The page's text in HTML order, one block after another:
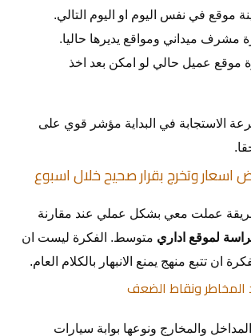
موقع في نفس اليوم او اليوم التالي.
مشرف ميداني ومواقع يديرها حاليا.
موقع عميل حالي لو امكن بعد اخذ
الاستجابة في البداية مؤشر قوي على
وتخرج بقرار صحيح خلال اسبوع
عملت معي بشكل عملي عند مقارنة
لموقع اداري متوسط. الفكرة ليست ان
ان تتبع منهج يمنع الانبهار بالكلام العام.
المخاطر ونقاط الضعف
والمخارج ونوعها بوابة سيارات